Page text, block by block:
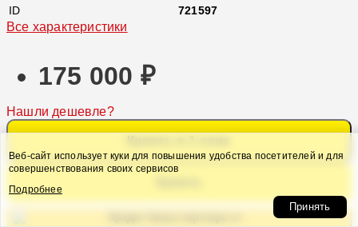
ID
721597
Все характеристики
175 000 ₽
Нашли дешевле?
Веб-сайт использует куки для повышения удобства посетителей и для
совершенствования своих сервисов
Подробнее
Принять